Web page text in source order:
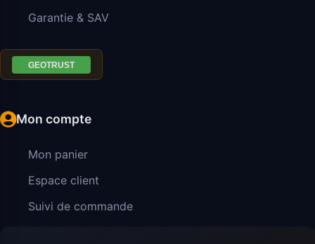
Garantie & SAV
Mon compte
Mon panier
Espace client
Suivi de commande